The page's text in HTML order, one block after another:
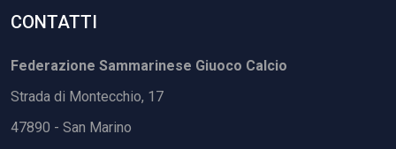
CONTATTI
Federazione Sammarinese Giuoco Calcio
Strada di Montecchio, 17
47890 - San Marino